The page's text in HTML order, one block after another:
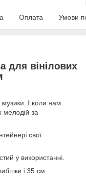
Оплата Умови
для вінілових
І коли нам
мелодій за
свої
у використанні.
і 35 см